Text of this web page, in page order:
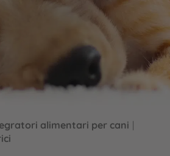
alimentari per cani |